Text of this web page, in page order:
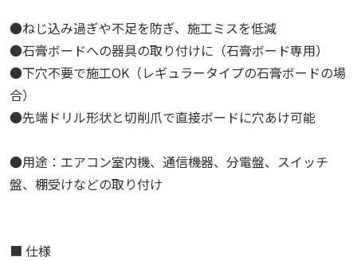
●ねじ込み過ぎや不足を防ぎ、施工ミスを低減
●石膏ボードへの器具の取り付けに（石膏ボード専用）
●下穴不要で施工OK（レギュラータイプの石膏ボードの場
合）
●先端ドリル形状と切削爪で直接ボードに穴あけ可能
●用途：エアコン室内機、通信機器、分電盤、スイッチ
盤、棚受けなどの取り付け
■ 仕様